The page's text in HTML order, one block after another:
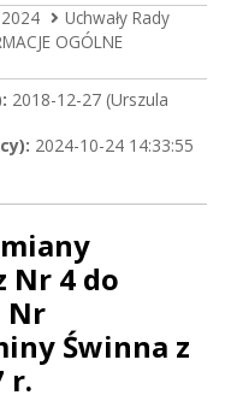
Uchwały Rady
OGÓLNE
2018-12-27 (Urszula
2024-10-24 14:33:55
Nr 4 do
Nr
Świnna z
r.